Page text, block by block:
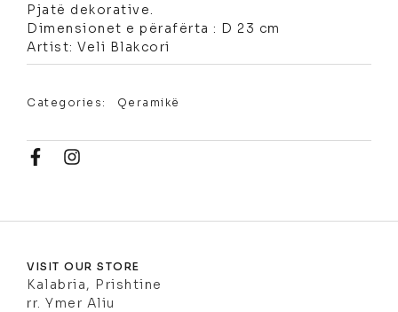
Pjatë dekorative.
Dimensionet e përafërta : D 23 cm
Artist: Veli Blakcori
Categories: Qeramikë
VISIT OUR STORE
Kalabria, Prishtine
rr. Ymer Aliu